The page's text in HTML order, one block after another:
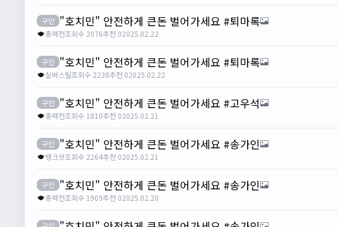
구인 "호치민" 안전하게 큰돈 벌어가세요 #퇴마록
총력전조회수 2076추천 02025.02.22
구인 "호치민" 안전하게 큰돈 벌어가세요 #퇴마록
실버스틸조회수 2238추천 02025.02.22
구인 "호치민" 안전하게 큰돈 벌어가세요 #고우석
총력전조회수 1810추천 02025.02.21
구인 "호치민" 안전하게 큰돈 벌어가세요 #송가인
뱅크샷조회수 2264추천 02025.02.21
구인 "호치민" 안전하게 큰돈 벌어가세요 #송가인
총력전조회수 1909추천 02025.02.20